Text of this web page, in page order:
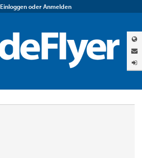
Einloggen oder Anmelden